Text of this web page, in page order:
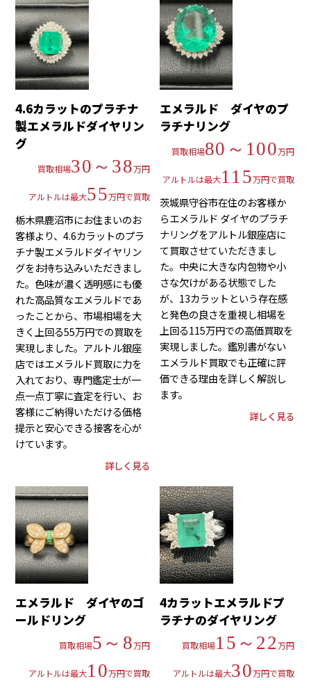
4.6カラットのプラチナ
製エメラルドダイヤリン
グ
買取相場30～38万円
アルトルは最大55万円で買取
栃木県鹿沼市にお住まいのお
客様より、4.6カラットのプラ
チナ製エメラルドダイヤリン
グをお持ち込みいただきまし
た。色味が濃く透明感にも優
れた高品質なエメラルドであ
ったことから、市場相場を大
きく上回る55万円での買取を
実現しました。アルトル銀座
店ではエメラルド買取に力を
入れており、専門鑑定士が一
点一点丁寧に査定を行い、お
客様にご納得いただける価格
提示と安心できる接客を心が
けています。
詳しく見る
エメラルド ダイヤのプ
ラチナリング
買取相場80～100万円
アルトルは最大115万円で買取
茨城県守谷市在住のお客様か
らエメラルド ダイヤのプラチ
ナリングをアルトル銀座店に
て買取させていただきまし
た。中央に大きな内包物や小
さな欠けがある状態でした
が、13カラットという存在感
と発色の良さを重視し相場を
上回る115万円での高価買取を
実現しました。鑑別書がない
エメラルド買取でも正確に評
価できる理由を詳しく解説し
ます。
詳しく見る
エメラルド ダイヤのゴ
ールドリング
買取相場5～8万円
アルトルは最大10万円で買取
4カラットエメラルドプ
ラチナのダイヤリング
買取相場15～22万円
アルトルは最大30万円で買取